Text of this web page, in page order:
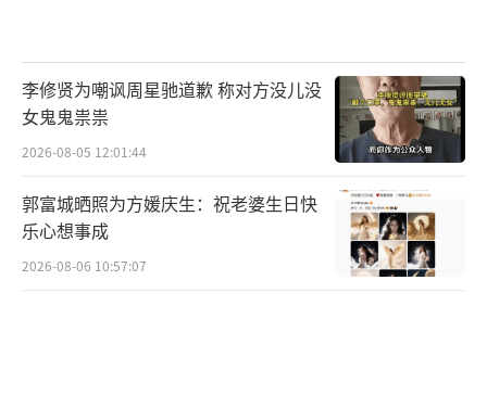
李修贤为嘲讽周星驰道歉 称对方没儿没
女鬼鬼祟祟
2026-08-05 12:01:44
郭富城晒照为方媛庆生：祝老婆生日快
乐心想事成
2026-08-06 10:57:07